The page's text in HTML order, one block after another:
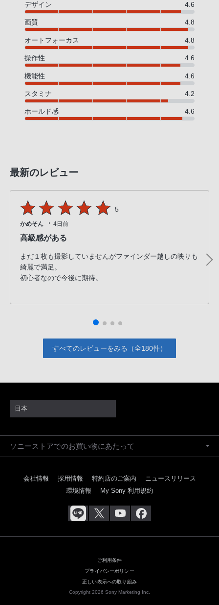
デザイン 4.6
画質 4.8
オートフォーカス 4.8
操作性 4.6
機能性 4.6
スタミナ 4.2
ホールド感 4.6
最新のレビュー
5
かめそん ・ 4日前
高級感がある
まだ１枚も撮影していませんがファインダー越しの映りも
綺麗で満足。
初心者なので今後に期待。
すべてのレビューをみる（全180件）
日本
ソニーストアでのお買い物にあたって
会社情報 採用情報 特約店のご案内
ニュースリリース
環境情報
My Sony 利用規約
ご利用条件
プライバシーポリシー
正しい表示への取り組み
Copyright 2026 Sony Marketing Inc.